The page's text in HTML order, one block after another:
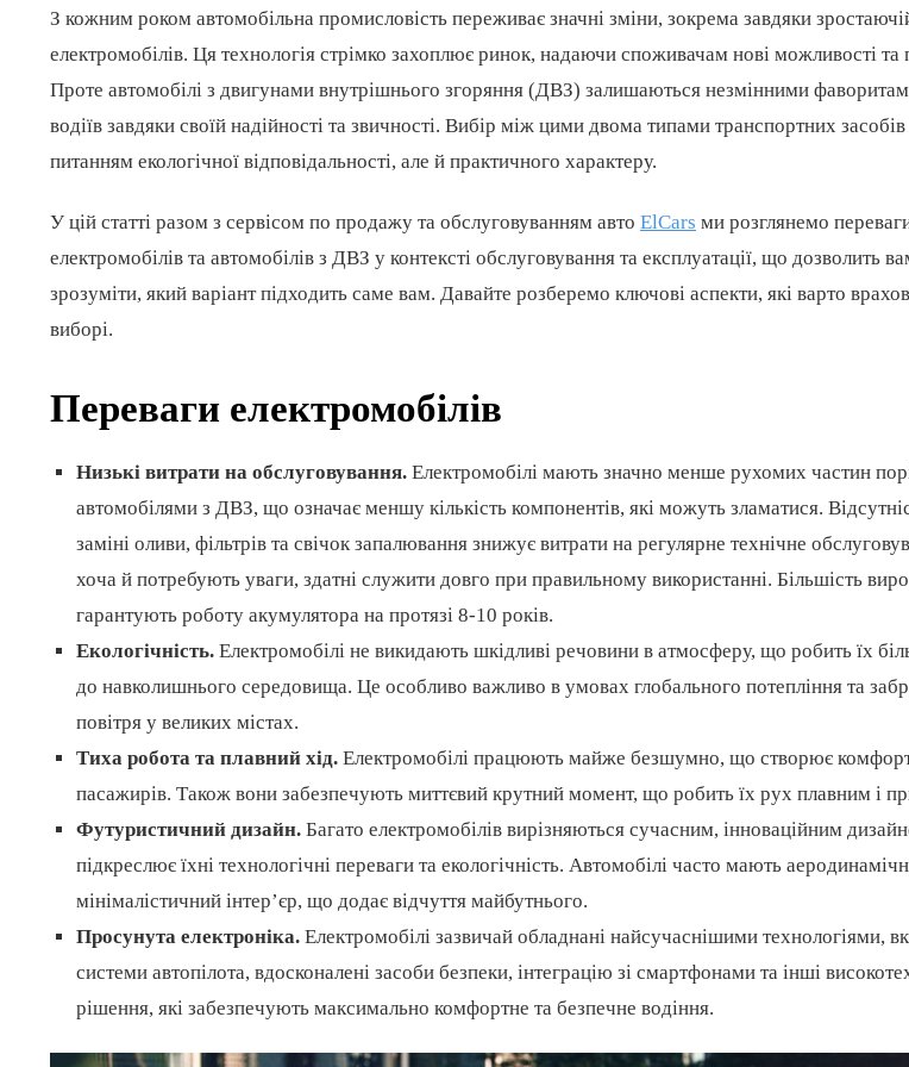
З кожним роком автомобільна промисловість переживає значні зміни, зокрема завдяки
електромобілів. Ця технологія стрімко захоплює ринок, надаючи споживачам нові можливості та
Проте автомобілі з двигунами внутрішнього згоряння (ДВЗ) залишаються незмінними
водіїв завдяки своїй надійності та звичності. Вибір між цими двома типами транспортних
питанням екологічної відповідальності, але й практичного характеру.
У цій статті разом з сервісом по продажу та обслуговуванням авто ElCars ми розглянемо
електромобілів та автомобілів з ДВЗ у контексті обслуговування та експлуатації, що дозволить
зрозуміти, який варіант підходить саме вам. Давайте розберемо ключові аспекти, які варто
виборі.
Переваги електромобілів
Низькі витрати на обслуговування. Електромобілі мають значно менше рухомих частин
автомобілями з ДВЗ, що означає меншу кількість компонентів, які можуть зламатися.
заміні оливи, фільтрів та свічок запалювання знижує витрати на регулярне технічне
хоча й потребують уваги, здатні служити довго при правильному використанні. Більшість
гарантують роботу акумулятора на протязі 8-10 років.
Екологічність. Електромобілі не викидають шкідливі речовини в атмосферу, що робить їх
до навколишнього середовища. Це особливо важливо в умовах глобального потепління та
повітря у великих містах.
Тиха робота та плавний хід.Електромобілі працюють майже безшумно, що створює комфорт
пасажирів. Також вони забезпечують миттєвий крутний момент, що робить їх рух плавним і
Футуристичний дизайн.Багато електромобілів вирізняються сучасним, інноваційним
підкреслює їхні технологічні переваги та екологічність. Автомобілі часто мають
мінімалістичний інтер’єр, що додає відчуття майбутнього.
Просунута електроніка. Електромобілі зазвичай обладнані найсучаснішими технологіями,
системи автопілота, вдосконалені засоби безпеки, інтеграцію зі смартфонами та інші
рішення, які забезпечують максимально комфортне та безпечне водіння.